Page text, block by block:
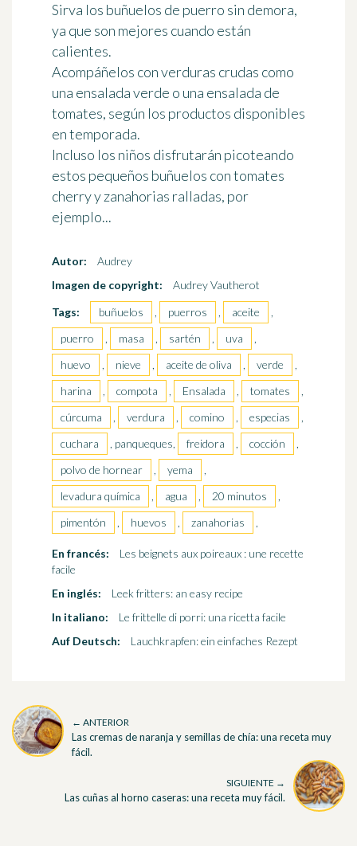
Sirva los buñuelos de puerro sin demora,
ya que son mejores cuando están
calientes.
Acompáñelos con verduras crudas como
una ensalada verde o una ensalada de
tomates, según los productos disponibles
en temporada.
Incluso los niños disfrutarán picoteando
estos pequeños buñuelos con tomates
cherry y zanahorias ralladas, por
ejemplo...
Autor:
Audrey
Imagen de copyright:
Audrey Vautherot
Tags:
buñuelos , puerros , aceite
,
puerro
, masa , sartén , uva
,
huevo
, nieve , aceite de oliva , verde
,
harina
, compota , Ensalada , tomates
,
cúrcuma
, verdura , comino , especias
,
cuchara
, panqueques, freidora , cocción
,
polvo de hornear
, yema
,
levadura química
, agua , 20 minutos
,
pimentón
, huevos , zanahorias ,
En francés:
Les beignets aux poireaux : une recette
facile
En inglés:
Leek fritters: an easy recipe
In italiano:
Le frittelle di porri: una ricetta facile
Auf Deutsch:
Lauchkrapfen: ein einfaches Rezept
← ANTERIOR
Las cremas de naranja y semillas de chía: una receta muy
fácil.
SIGUIENTE →
Las cuñas al horno caseras: una receta muy fácil.